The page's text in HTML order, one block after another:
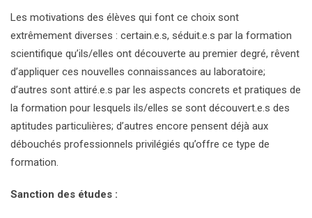
Les motivations des élèves qui font ce choix sont
extrêmement diverses : certain.e.s, séduit.e.s par la formation
scientifique qu’ils/elles ont découverte au premier degré, rêvent
d’appliquer ces nouvelles connaissances au laboratoire;
d’autres sont attiré.e.s par les aspects concrets et pratiques de
la formation pour lesquels ils/elles se sont découvert.e.s des
aptitudes particulières; d’autres encore pensent déjà aux
débouchés professionnels privilégiés qu’offre ce type de
formation.
Sanction des études :